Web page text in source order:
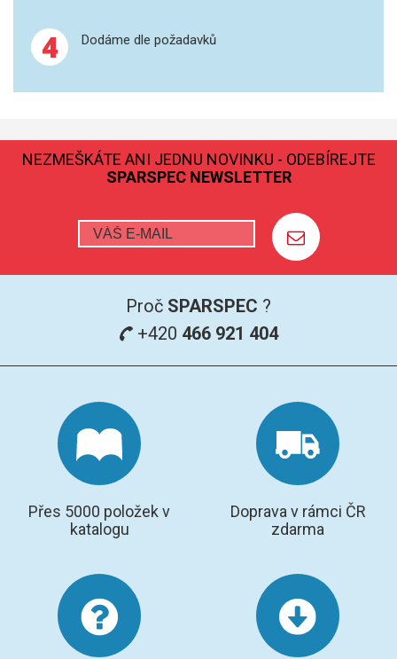
4 Dodáme dle požadavků
NEZMEŠKÁTE ANI JEDNU NOVINKU - ODEBÍREJTE
SPARSPEC NEWSLETTER
Proč SPARSPEC ?
+420 466 921 404
Přes 5000 položek v
katalogu
Doprava v rámci ČR
zdarma